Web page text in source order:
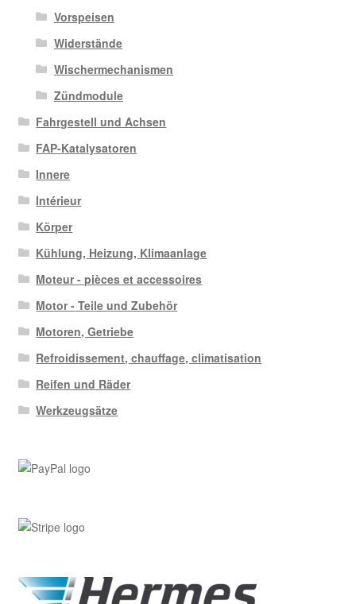
Vorspeisen
Widerstände
Wischermechanismen
Zündmodule
Fahrgestell und Achsen
FAP-Katalysatoren
Innere
Intérieur
Körper
Kühlung, Heizung, Klimaanlage
Moteur - pièces et accessoires
Motor - Teile und Zubehör
Motoren, Getriebe
Refroidissement, chauffage, climatisation
Reifen und Räder
Werkzeugsätze